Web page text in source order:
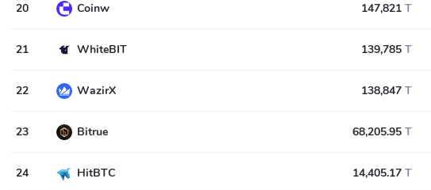
20 Coinw 147,821 T
21 WhiteBIT 139,785 T
22 WazirX 138,847 T
23 Bitrue 68,205.95 T
24 HitBTC 14,405.17 T